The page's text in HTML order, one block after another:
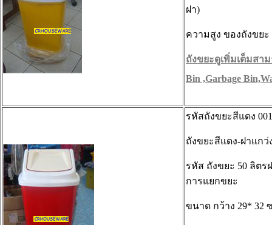
ฝา)
ความสูง ของถังขยะ
ถังขยะดูเพิ่มเต็มสา
Bin ,Garbage
รหัสถังขยะสีแดง
ถังขยะสีแดง-ฝาแกว่
รหัส ถังขยะ 50 ลิตร
การแยกขยะ
ขนาด กว้าง 29* 32